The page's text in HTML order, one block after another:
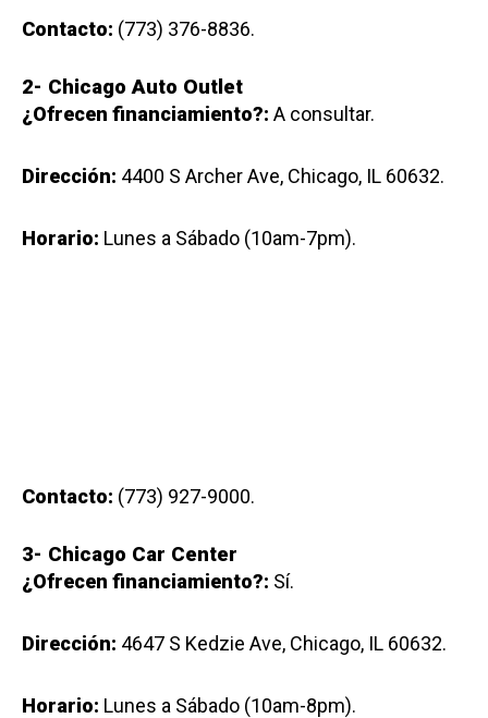
Contacto: (773) 376-8836.
2- Chicago Auto Outlet
¿Ofrecen financiamiento?: A consultar.
Dirección: 4400 S Archer Ave, Chicago, IL 60632.
Horario: Lunes a Sábado (10am-7pm).
Contacto: (773) 927-9000.
3- Chicago Car Center
¿Ofrecen financiamiento?: Sí.
Dirección: 4647 S Kedzie Ave, Chicago, IL 60632.
Horario: Lunes a Sábado (10am-8pm).